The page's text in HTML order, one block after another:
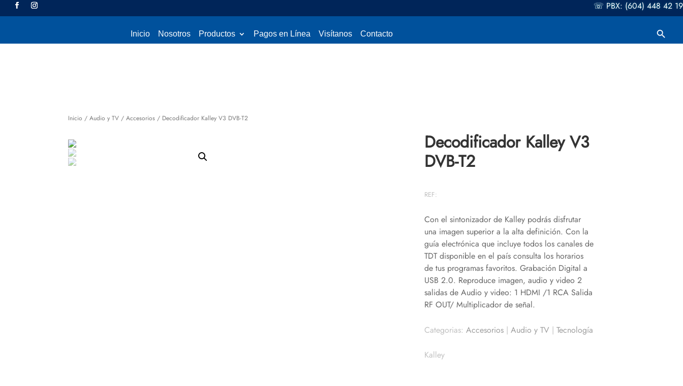
☏ PBX: (604) 448 42 19
Inicio Nosotros Productos Pagos en Línea Visítanos Contacto Buscar:
Inicio /Audio y TV /Accesorios / Decodificador Kalley V3 DVB-T2
Decodificador Kalley V3
DVB-T2
REF:
Con el sintonizador de Kalley podrás disfrutar
una imagen superior a la alta definición. Con la
guía electrónica que incluye todos los canales de
TDT disponible en el país consulta los horarios
de tus programas favoritos. Grabación Digital a
USB 2.0. Reproduce imagen, audio y video 2
salidas de Audio y video: 1 HDMI /1 RCA Salida
RF OUT/ Multiplicador de señal.
Categorias: Accesorios| Audio y TV | Tecnología
Kalley